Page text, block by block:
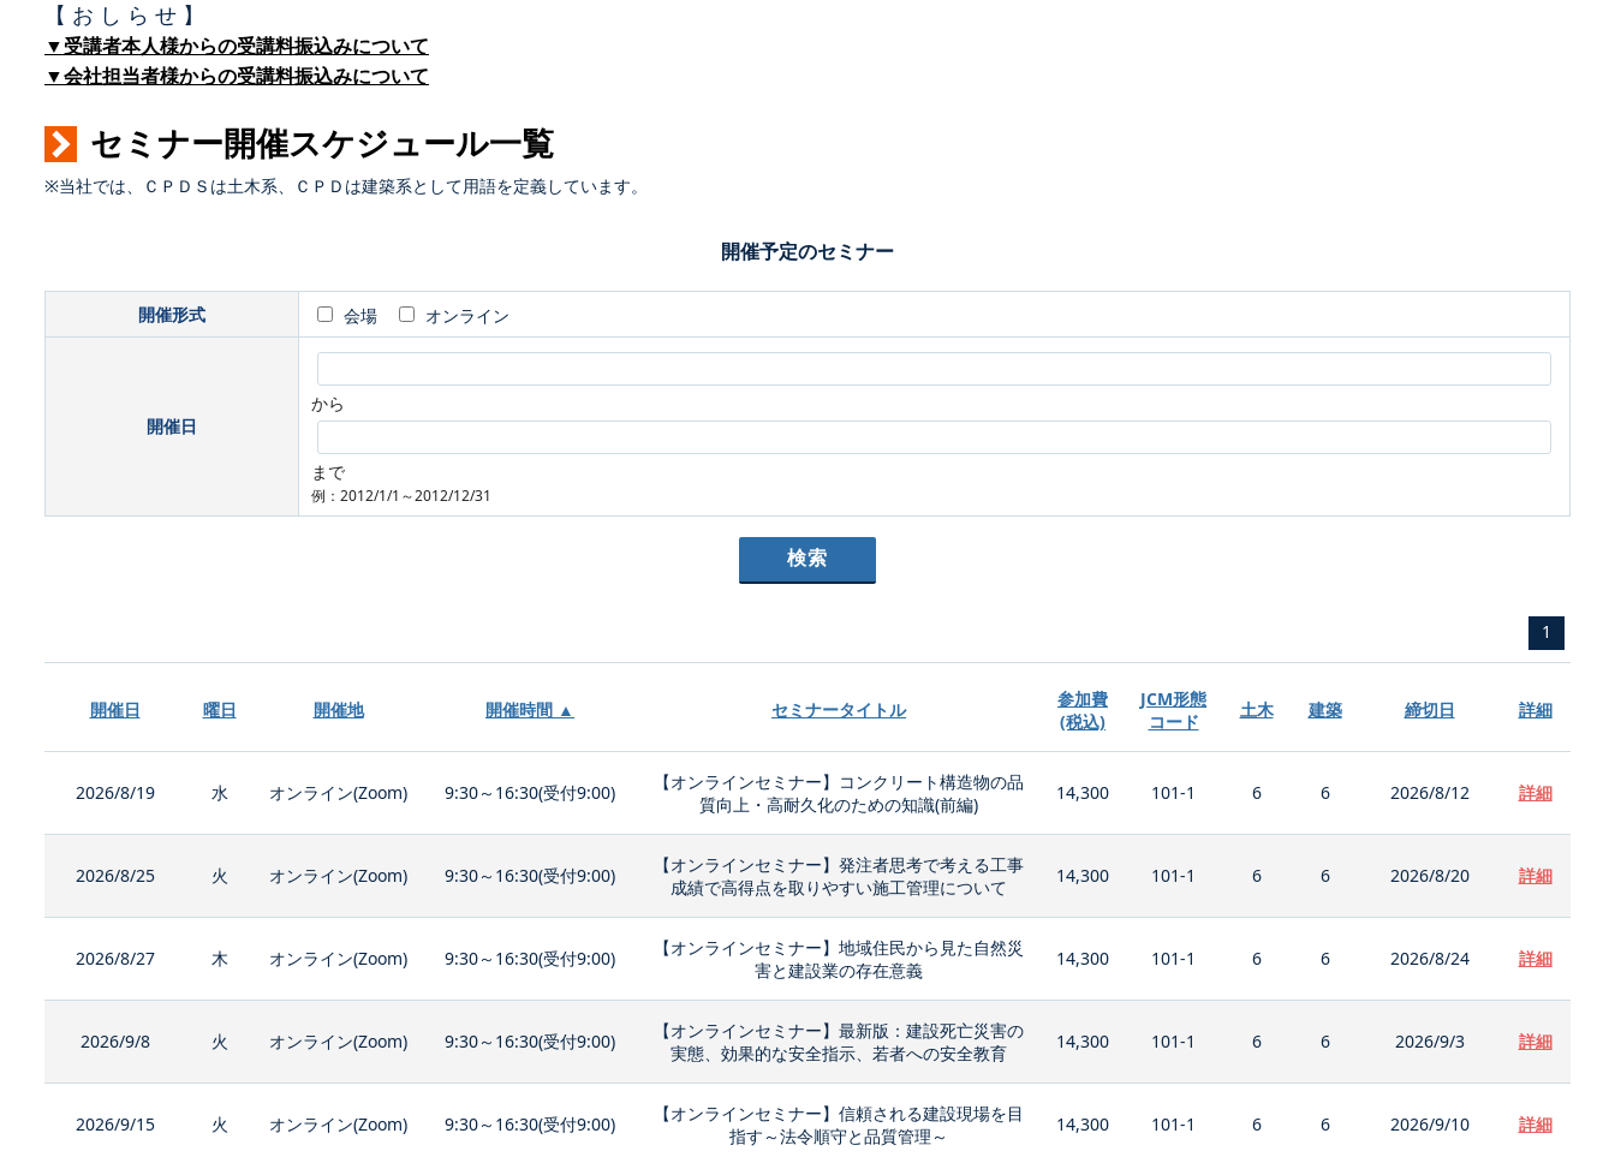
【 お し ら せ 】
▼受講者本人様からの受講料振込みについて
▼会社担当者様からの受講料振込みについて
セミナー開催スケジュール一覧
※当社では、ＣＰＤＳは土木系、ＣＰＤは建築系として用語を定義しています。
開催予定のセミナー
開催形式 会場 オンライン
開催日
から
まで
例：2012/1/1～2012/12/31
1
開催日 曜日 開催地 開催時間 ▲ セミナータイトル
参加費
(税込)
JCM形態
コード
土木 建築 締切日 詳細
2026/8/19 水 オンライン(Zoom) 9:30～16:30(受付9:00)
【オンラインセミナー】コンクリート構造物の品
質向上・高耐久化のための知識(前編)
14,300 101-1 6 6 2026/8/12 詳細
2026/8/25 火 オンライン(Zoom) 9:30～16:30(受付9:00)
【オンラインセミナー】発注者思考で考える工事
成績で高得点を取りやすい施工管理について
14,300 101-1 6 6 2026/8/20 詳細
2026/8/27 木 オンライン(Zoom) 9:30～16:30(受付9:00)
【オンラインセミナー】地域住民から見た自然災
害と建設業の存在意義
14,300 101-1 6 6 2026/8/24 詳細
2026/9/8 火 オンライン(Zoom) 9:30～16:30(受付9:00)
【オンラインセミナー】最新版：建設死亡災害の
実態、効果的な安全指示、若者への安全教育
14,300 101-1 6 6 2026/9/3 詳細
2026/9/15 火 オンライン(Zoom) 9:30～16:30(受付9:00)
【オンラインセミナー】信頼される建設現場を目
指す～法令順守と品質管理～
14,300 101-1 6 6 2026/9/10 詳細